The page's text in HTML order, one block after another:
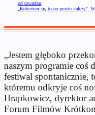
od czwartku
„Kobietom się to po prostu należy".
„Jestem głęboko
naszym programie coś
festiwal spontanicznie,
któremu odkryje coś
Hrapkowicz, dyrektor
Forum Filmów